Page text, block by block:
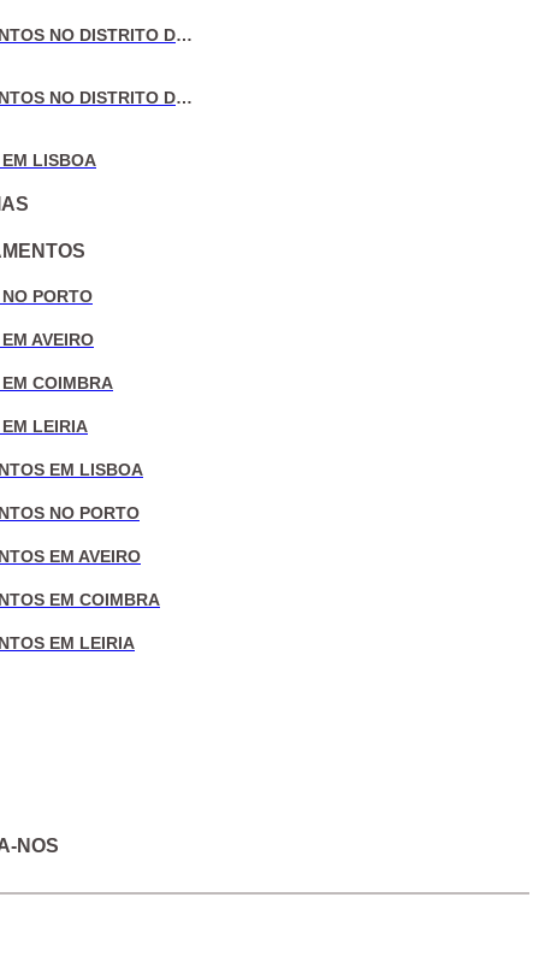
VENDA DE APARTAMENTOS NO DISTRITO DE COIMBRA
VENDA DE APARTAMENTOS NO DISTRITO DE LEIRIA
LISBOA
PORTO
AVEIRO
COIMBRA
LEIRIA
EM LISBOA
NO PORTO
EM AVEIRO
EM COIMBRA
EM LEIRIA
NOS